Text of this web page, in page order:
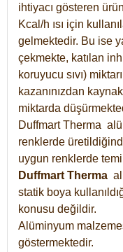
ihtiyacı gösteren
Kcal/h ısı için
gelmektedir. Bu ise
çekmekte, katılan
koruyucu sıvı)
kazanınızdan
miktarda
Duffmart Therma
renklerde
uygun renklerde
Duffmart Therma
statik boya
konusu değildir.
Alüminyum
göstermektedir.